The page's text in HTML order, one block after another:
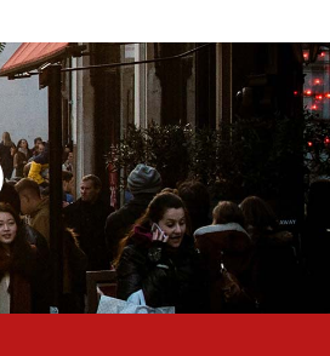
sobe para 82%, mas inadimplência